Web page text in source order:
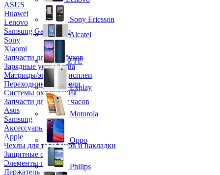
ASUS
Huawei
Lenovo
Samsung Galaxy Tab
Sony
Xiaomi
Запчасти для ноутбуков
Зарядные устройства
Матрицы/экраны/дисплеи
Переходники и кабели
Системы охлаждения
Запчасти для смарт часов
Asus
Samsung
Аксессуары
Apple
Чехлы для телефонов и накладки
Защитные стекла
Элементы питания
Держатель
Sony Ericsson
Alcatel
ZTE
Explay
Motorola
Oppo
Philips